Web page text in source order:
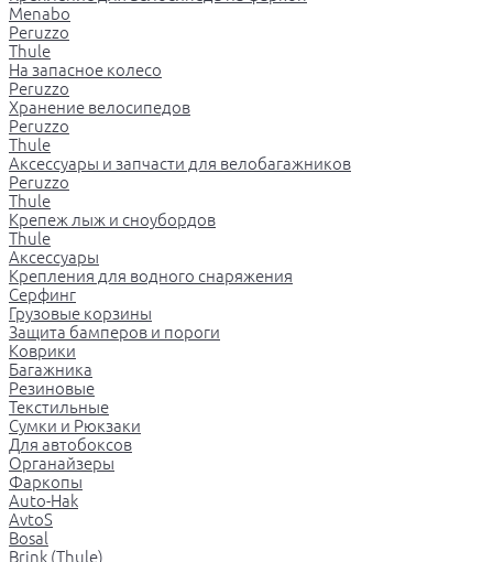
Menabo
Peruzzo
Thule
На запасное колесо
Peruzzo
Хранение велосипедов
Peruzzo
Thule
Аксессуары и запчасти для велобагажников
Peruzzo
Thule
Крепеж лыж и сноубордов
Thule
Аксессуары
Крепления для водного снаряжения
Серфинг
Грузовые корзины
Защита бамперов и пороги
Коврики
Багажника
Резиновые
Текстильные
Сумки и Рюкзаки
Для автобоксов
Органайзеры
Фаркопы
Auto-Hak
AvtoS
Bosal
Brink (Thule)